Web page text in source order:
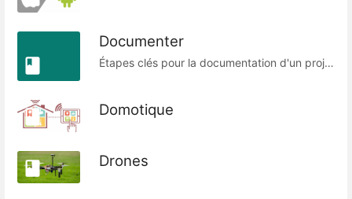
Documenter
Étapes clés pour la documentation d'un projet sources : PING en septembre 2014 - http://fablabo.net
Domotique
Drones